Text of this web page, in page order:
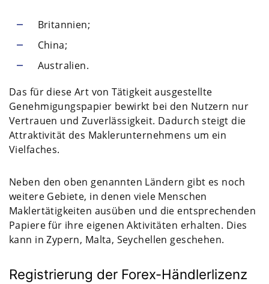
Britannien;
China;
Australien.
Das für diese Art von Tätigkeit ausgestellte
Genehmigungspapier bewirkt bei den Nutzern nur
Vertrauen und Zuverlässigkeit. Dadurch steigt die
Attraktivität des Maklerunternehmens um ein
Vielfaches.
Neben den oben genannten Ländern gibt es noch
weitere Gebiete, in denen viele Menschen
Maklertätigkeiten ausüben und die entsprechenden
Papiere für ihre eigenen Aktivitäten erhalten. Dies
kann in Zypern, Malta, Seychellen geschehen.
Registrierung der Forex-Händlerlizenz